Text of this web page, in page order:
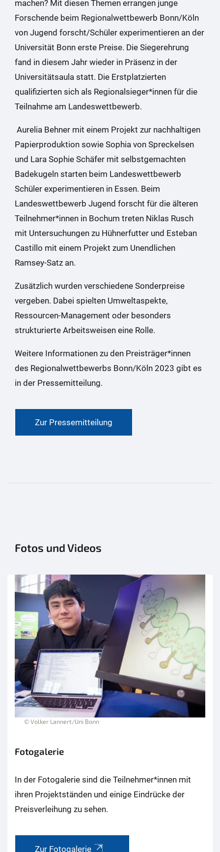
machen? Mit diesen Themen errangen junge
Forschende beim Regionalwettbewerb Bonn/Köln
von Jugend forscht/Schüler experimentieren an der
Universität Bonn erste Preise. Die Siegerehrung
fand in diesem Jahr wieder in Präsenz in der
Universitätsaula statt. Die Erstplatzierten
qualifizierten sich als Regionalsieger*innen für die
Teilnahme am Landeswettbewerb.
Aurelia Behner mit einem Projekt zur nachhaltigen
Papierproduktion sowie Sophia von Spreckelsen
und Lara Sophie Schäfer mit selbstgemachten
Badekugeln starten beim Landeswettbewerb
Schüler experimentieren in Essen. Beim
Landeswettbewerb Jugend forscht für die älteren
Teilnehmer*innen in Bochum treten Niklas Rusch
mit Untersuchungen zu Hühnerfutter und Esteban
Castillo mit einem Projekt zum Unendlichen
Ramsey-Satz an.
Zusätzlich wurden verschiedene Sonderpreise
vergeben. Dabei spielten Umweltaspekte,
Ressourcen-Management oder besonders
strukturierte Arbeitsweisen eine Rolle.
Weitere Informationen zu den Preisträger*innen
des Regionalwettbewerbs Bonn/Köln 2023 gibt es
in der Pressemitteilung.
Zur Pressemitteilung
Fotos und Videos
© Volker Lannert/Uni Bonn
Fotogalerie
In der Fotogalerie sind die Teilnehmer*innen mit
ihren Projektständen und einige Eindrücke der
Preisverleihung zu sehen.
Zur Fotogalerie